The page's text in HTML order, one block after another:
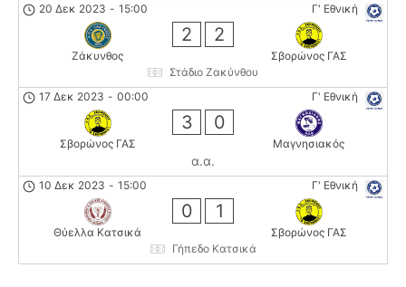
Γ' Εθνική
20 Δεκ 2023 - 15:00
Ζάκυνθος
2 2
Σβορώνος ΓΑΣ
Στάδιο Ζακύνθου
Γ' Εθνική
17 Δεκ 2023 - 00:00
Σβορώνος ΓΑΣ
3 0
Μαγνησιακός
α.α.
Γ' Εθνική
10 Δεκ 2023 - 15:00
Θύελλα Κατσικά
0 1
Σβορώνος ΓΑΣ
Γήπεδο Κατσικά